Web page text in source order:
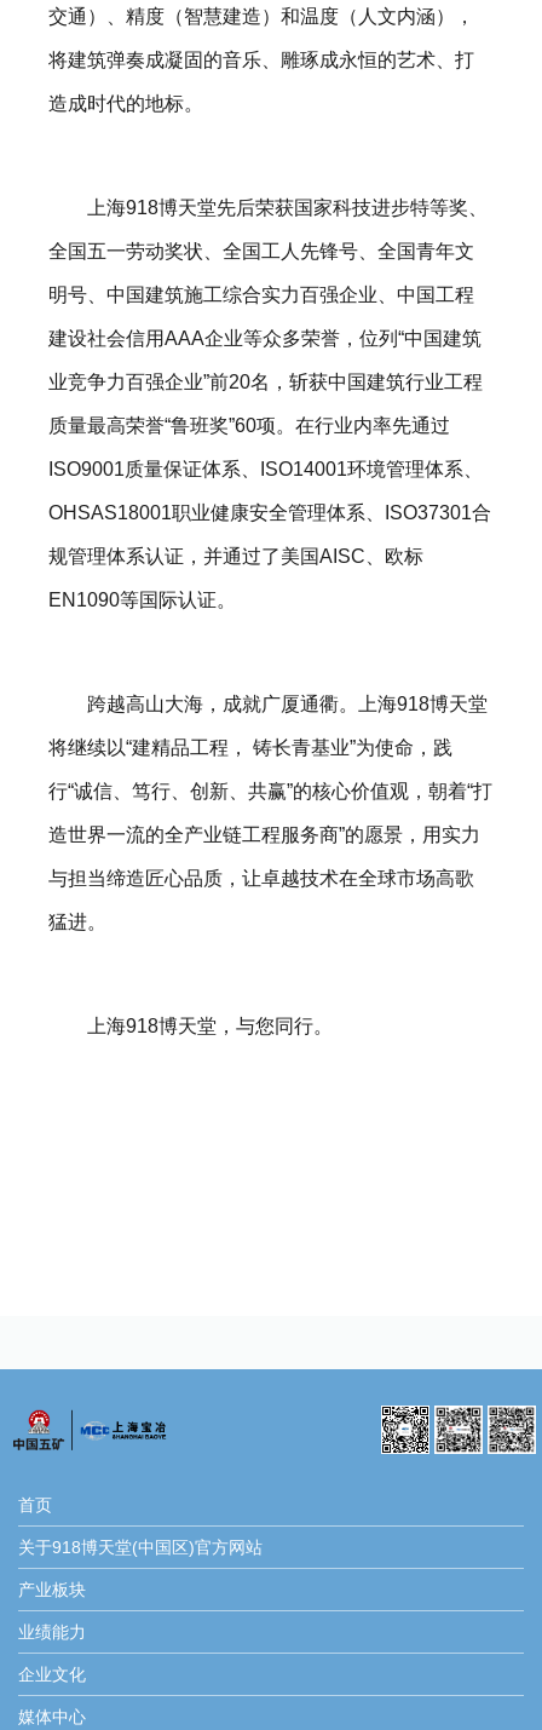
交通）、精度（智慧建造）和温度（人文内涵），
将建筑弹奏成凝固的音乐、雕琢成永恒的艺术、打
造成时代的地标。
上海918博天堂先后荣获国家科技进步特等奖、
全国五一劳动奖状、全国工人先锋号、全国青年文
明号、中国建筑施工综合实力百强企业、中国工程
建设社会信用AAA企业等众多荣誉，位列“中国建筑
业竞争力百强企业”前20名，斩获中国建筑行业工程
质量最高荣誉“鲁班奖”60项。在行业内率先通过
ISO9001质量保证体系、ISO14001环境管理体系、
OHSAS18001职业健康安全管理体系、ISO37301合
规管理体系认证，并通过了美国AISC、欧标
EN1090等国际认证。
跨越高山大海，成就广厦通衢。上海918博天堂
将继续以“建精品工程， 铸长青基业”为使命，践
行“诚信、笃行、创新、共赢”的核心价值观，朝着“打
造世界一流的全产业链工程服务商”的愿景，用实力
与担当缔造匠心品质，让卓越技术在全球市场高歌
猛进。
上海918博天堂，与您同行。
首页
关于918博天堂(中国区)官方网站
产业板块
业绩能力
企业文化
媒体中心